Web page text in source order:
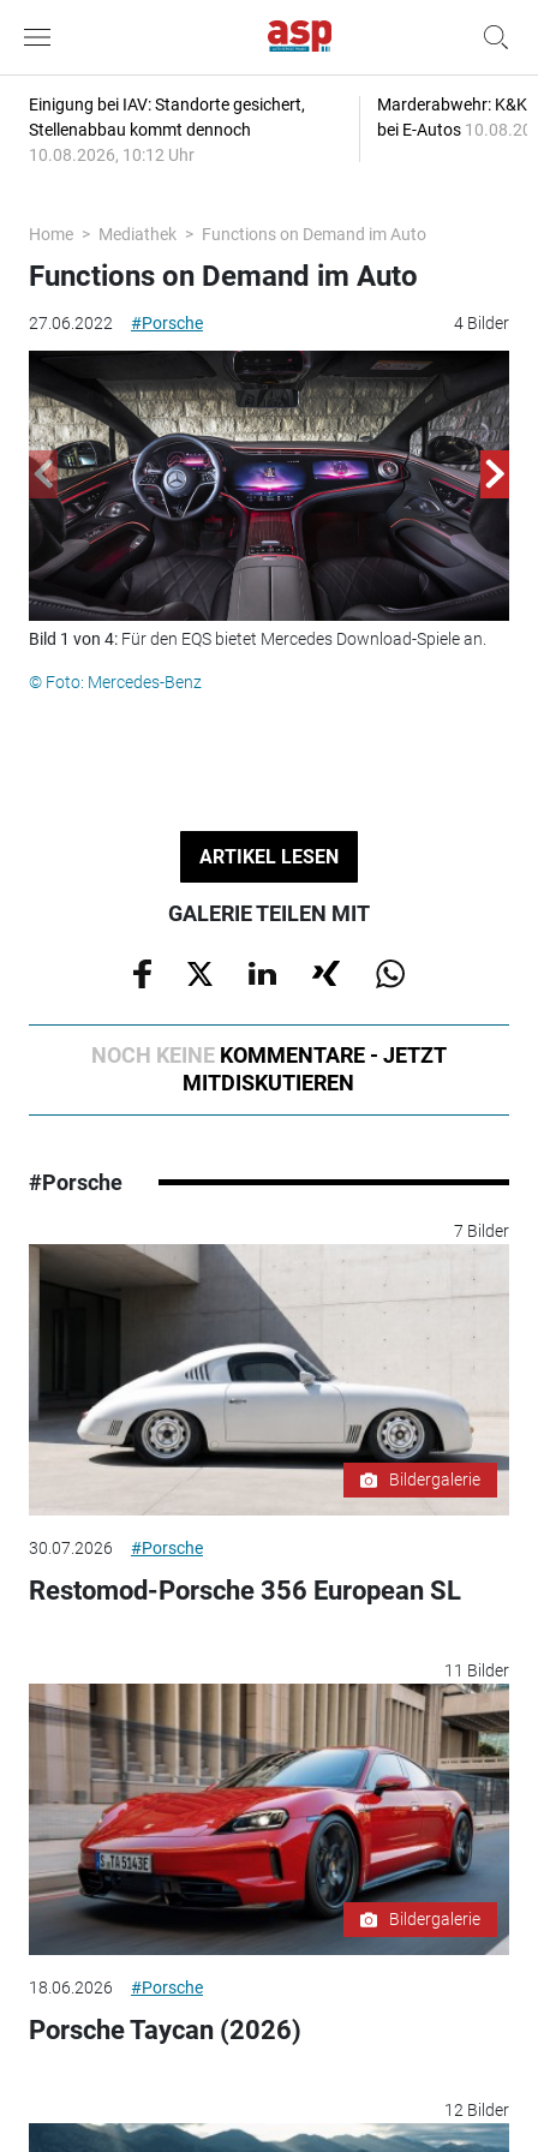
Einigung bei IAV: Standorte gesichert,
Stellenabbau kommt dennoch
10.08.2026, 10:12 Uhr
Marderabwehr: K&K
bei E-Autos
Home Mediathek Functions on Demand im Auto
27.06.2022 #Porsche 4 Bilder
Functions on Demand im Auto
Bild 1 von 4: Für den EQS bietet Mercedes Download-Spiele an.
© Foto: Mercedes-Benz
ARTIKEL LESEN
GALERIE TEILEN MIT
NOCH KEINE KOMMENTARE - JETZT
MITDISKUTIEREN
#Porsche
7 Bilder
Bildergalerie
30.07.2026 #Porsche
Restomod-Porsche 356 European SL
11 Bilder
Bildergalerie
18.06.2026 #Porsche
Porsche Taycan (2026)
12 Bilder